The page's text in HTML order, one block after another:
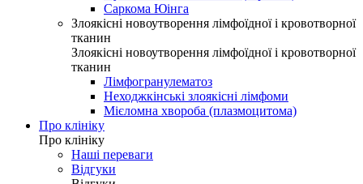
Саркома Юінга
Злоякісні новоутворення лімфоїдної і кровотворної
тканин
Злоякісні новоутворення лімфоїдної і кровотворної
тканин
Лімфогранулематоз
Неходжкінські злоякісні лімфоми
Мієломна хвороба (плазмоцитома)
Про клініку
Про клініку
Наші переваги
Відгуки